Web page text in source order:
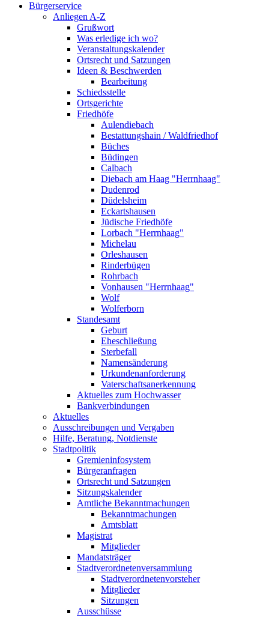
Bürgerservice
Anliegen A-Z
Grußwort
Was erledige ich wo?
Veranstaltungskalender
Ortsrecht und Satzungen
Ideen & Beschwerden
Bearbeitung
Schiedsstelle
Ortsgerichte
Friedhöfe
Aulendiebach
Bestattungshain / Waldfriedhof
Büches
Büdingen
Calbach
Diebach am Haag "Herrnhaag"
Dudenrod
Düdelsheim
Eckartshausen
Jüdische Friedhöfe
Lorbach "Herrnhaag"
Michelau
Orleshausen
Rinderbügen
Rohrbach
Vonhausen "Herrnhaag"
Wolf
Wolferborn
Standesamt
Geburt
Eheschließung
Sterbefall
Namensänderung
Urkundenanforderung
Vaterschaftsanerkennung
Aktuelles zum Hochwasser
Bankverbindungen
Aktuelles
Ausschreibungen und Vergaben
Hilfe, Beratung, Notdienste
Stadtpolitik
Gremieninfosystem
Bürgeranfragen
Ortsrecht und Satzungen
Sitzungskalender
Amtliche Bekanntmachungen
Bekanntmachungen
Amtsblatt
Magistrat
Mitglieder
Mandatsträger
Stadtverordnetenversammlung
Stadtverordnetenvorsteher
Mitglieder
Sitzungen
Ausschüsse